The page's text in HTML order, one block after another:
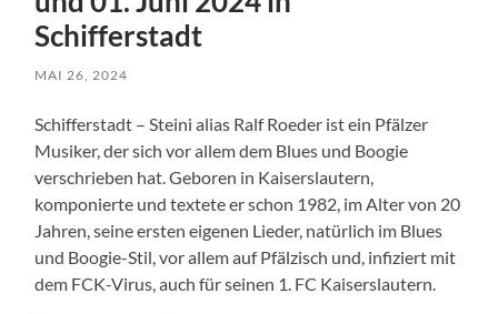
Schifferstadt
MAI 26, 2024
Schifferstadt – Steini alias Ralf Roeder ist ein Pfälzer
Musiker, der sich vor allem dem Blues und Boogie
verschrieben hat. Geboren in Kaiserslautern,
komponierte und textete er schon 1982, im Alter von 20
Jahren, seine ersten eigenen Lieder, natürlich im Blues
und Boogie-Stil, vor allem auf Pfälzisch und, infiziert mit
dem FCK-Virus, auch für seinen 1. FC Kaiserslautern.